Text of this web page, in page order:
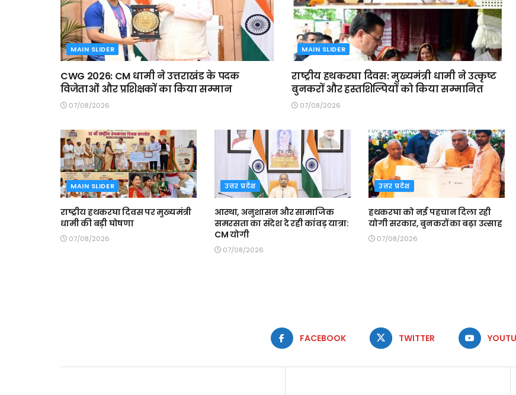
MAIN SLIDER
CWG 2026: CM धामी ने उत्तराखंड के पदक
विजेताओं और प्रशिक्षकों का किया सम्मान
07/08/2026
MAIN SLIDER
राष्ट्रीय हथकरघा दिवस: मुख्यमंत्री धामी ने उत्कृष्ट
बुनकरों और हस्तशिल्पियों को किया सम्मानित
07/08/2026
MAIN SLIDER
राष्ट्रीय हथकरघा दिवस पर मुख्यमंत्री
धामी की बड़ी घोषणा
07/08/2026
उत्तर प्रदेश
आस्था, अनुशासन और सामाजिक
समरसता का संदेश दे रही कांवड़ यात्रा:
CM योगी
07/08/2026
उत्तर प्रदेश
हथकरघा को नई पहचान दिला रही
योगी सरकार, बुनकरों का बढ़ा उत्साह
07/08/2026
FACEBOOK TWITTER